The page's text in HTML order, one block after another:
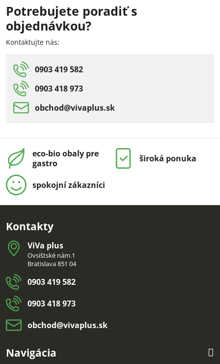
Potrebujete poradiť s
objednávkou?
Kontaktujte nás:
0903 419 582
0903 418 973
obchod​@vivaplus​.sk
eco-bio obaly pre
gastro
široká ponuka
spokojní zákazníci
Kontakty
ViVa plus
Ovsištské nám.1
Bratislava 851 04
0903 419 582
0903 418 973
obchod​@vivaplus​.sk
Navigácia